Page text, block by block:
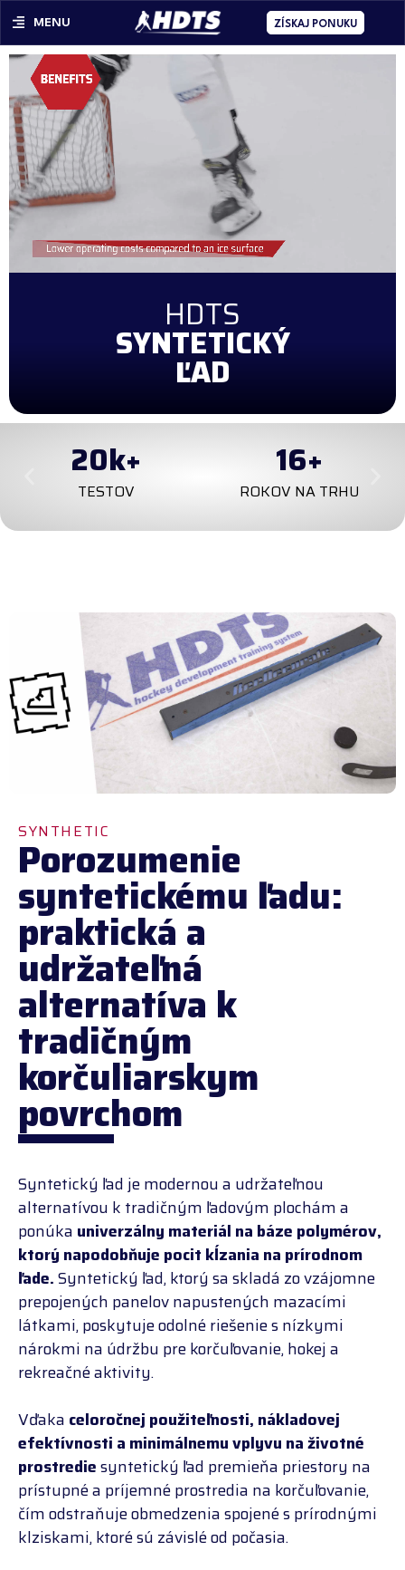
MENU ZÍSKAJ PONUKU
HDTS
SYNTETICKÝ
ĽAD
TESTOV
20k+
ROKOV NA TRHU
16+
SYNTHETIC
Porozumenie
syntetickému ľadu:
praktická a
udržateľná
alternatíva k
tradičným
korčuliarskym
povrchom
Syntetický ľad je modernou a udržateľnou
alternatívou k tradičným ľadovým plochám a
ponúka univerzálny materiál na báze polymérov,
ktorý napodobňuje pocit kĺzania na prírodnom
ľade.Syntetický ľad, ktorý sa skladá zo vzájomne
prepojených panelov napustených mazacími
látkami, poskytuje odolné riešenie s nízkymi
nárokmi na údržbu pre korčuľovanie, hokej a
rekreačné aktivity.
Vďaka celoročnej použiteľnosti, nákladovej
efektívnosti a minimálnemu vplyvu na životné
prostrediesyntetický ľad premieňa priestory na
prístupné a príjemné prostredia na korčuľovanie,
čím odstraňuje obmedzenia spojené s prírodnými
klziskami, ktoré sú závislé od počasia.